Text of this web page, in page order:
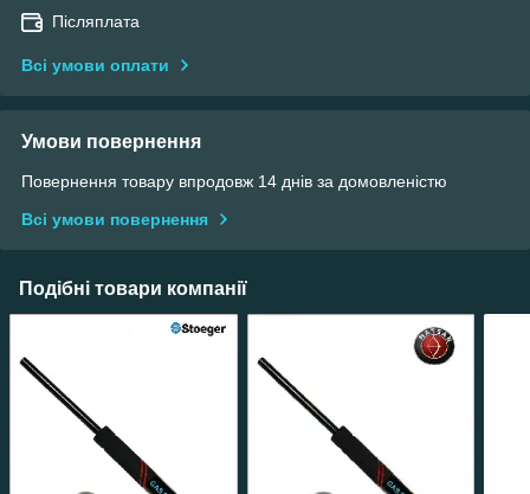
Післяплата
Всі умови оплати
Умови повернення
Повернення товару впродовж 14 днів за домовленістю
Всі умови повернення
Подібні товари компанії